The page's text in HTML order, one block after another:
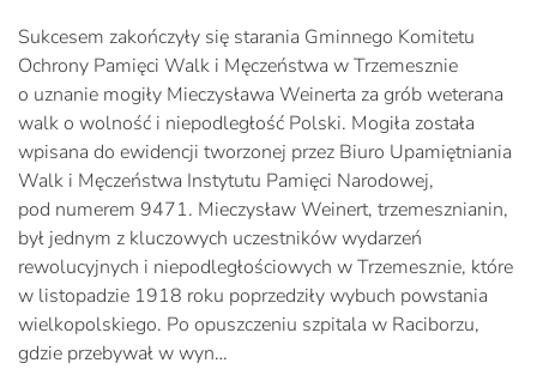
Sukcesem zakończyły się starania Gminnego Komitetu
Ochrony Pamięci Walk i Męczeństwa w Trzemesznie
o uznanie mogiły Mieczysława Weinerta za grób weterana
walk o wolność i niepodległość Polski. Mogiła została
wpisana do ewidencji tworzonej przez Biuro Upamiętniania
Walk i Męczeństwa Instytutu Pamięci Narodowej,
pod numerem 9471. Mieczysław Weinert, trzemesznianin,
był jednym z kluczowych uczestników wydarzeń
rewolucyjnych i niepodległościowych w Trzemesznie, które
w listopadzie 1918 roku poprzedziły wybuch powstania
wielkopolskiego. Po opuszczeniu szpitala w Raciborzu,
gdzie przebywał w wyn…